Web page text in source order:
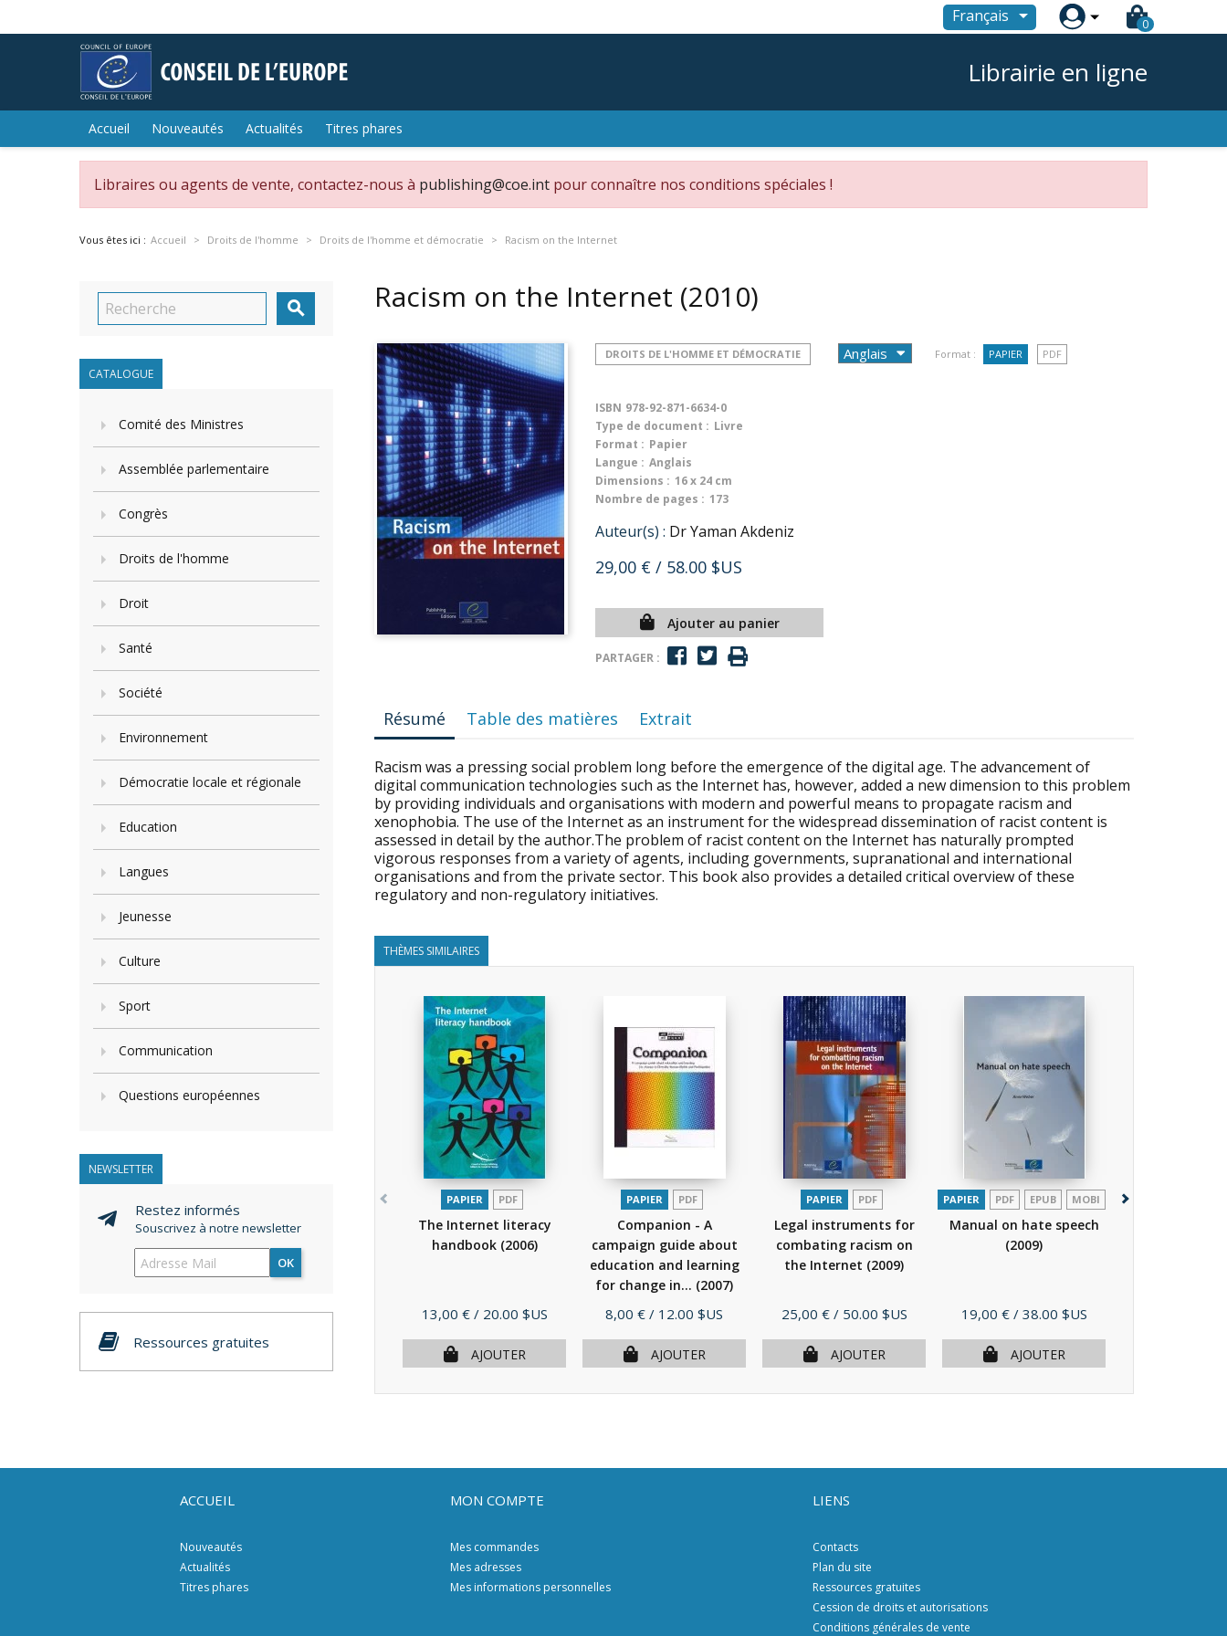
Français  0
Librairie en ligne
Accueil Nouveautés Actualités Titres phares
Libraires ou agents de vente, contactez-nous à publishing@coe.int pour connaître nos conditions spéciales !
Vous êtes ici : Accueil Droits de l'homme Droits de l'homme et démocratie Racism on the Internet

CATALOGUE
Comité des Ministres
Assemblée parlementaire
Congrès
Droits de l'homme
Droit
Santé
Société
Environnement
Démocratie locale et régionale
Education
Langues
Jeunesse
Culture
Sport
Communication
Questions européennes
NEWSLETTER
Restez informés
Souscrivez à notre newsletter
OK
Ressources gratuites
Racism on the Internet (2010)
DROITS DE L'HOMME ET DÉMOCRATIE Format : PAPIER PDF
ISBN 978-92-871-6634-0
Type de document : Livre
Format : Papier
Langue : Anglais
Dimensions : 16 x 24 cm
Nombre de pages : 173
Auteur(s) : Dr Yaman Akdeniz
29,00 € / 58.00 $US
Ajouter au panier
PARTAGER :
Résumé Table des matières Extrait
Racism was a pressing social problem long before the emergence of the digital age. The advancement of
digital communication technologies such as the Internet has, however, added a new dimension to this problem
by providing individuals and organisations with modern and powerful means to propagate racism and
xenophobia. The use of the Internet as an instrument for the widespread dissemination of racist content is
assessed in detail by the author.The problem of racist content on the Internet has naturally prompted
vigorous responses from a variety of agents, including governments, supranational and international
organisations and from the private sector. This book also provides a detailed critical overview of these
regulatory and non-regulatory initiatives.
THÈMES SIMILAIRES
PAPIER PDF
The Internet literacy
handbook (2006)
Prix
13,00 € / 20.00 $US
AJOUTER
PAPIER PDF
Companion - A
campaign guide about
education and learning
for change in... (2007)
Prix
8,00 € / 12.00 $US
AJOUTER
PAPIER PDF
Legal instruments for
combating racism on
the Internet (2009)
Prix
25,00 € / 50.00 $US
AJOUTER
PAPIER PDF EPUB MOBI
Manual on hate speech
(2009)
Prix
19,00 € / 38.00 $US
AJOUTER
ACCUEIL
Nouveautés
Actualités
Titres phares
MON COMPTE
Mes commandes
Mes adresses
Mes informations personnelles
LIENS
Contacts
Plan du site
Ressources gratuites
Cession de droits et autorisations
Conditions générales de vente